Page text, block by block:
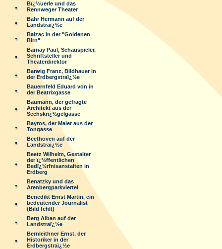
Bï¿½uerle und das
Rennweger Theater
Bahr Hermann auf der
Landstraï¿½e
Balzac in der "Goldenen
Birn"
Barnay Paul, Schauspieler,
Schriftsteller und
Theaterdirektor
Barwig Franz, Bildhauer in
der Erdbergstraï¿½e
Bauernfeld Eduard von in
der Beatrixgasse
Baumann, der gefragte
Architekt aus der
Sechskrï¿½gelgasse
Bayros, der Maler aus der
Tongasse
Beethoven auf der
Landstraï¿½e
Beetz Wilhelm, Gestalter
der ï¿½ffentlichen
Bedï¿½rfnisanstalten in
Erdberg
Benatzky und das
Arenbergparkviertel
Benedikt Ernst Martin, ein
bedeutender Journalist
(Bild fehlt)
Berg Alban auf der
Landstraï¿½e
Bernleithner Ernst, der
Historiker in der
Erdbergstraï¿½e